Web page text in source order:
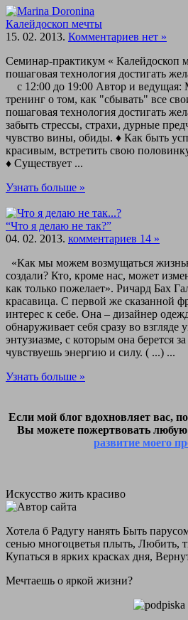
Калейдоскоп мечты
15. 02. 2013. Комментариев нет »
Семинар-практикум « Калейдоскоп
пошаговая технология достигать
с 12:00 до 19:00 Автор и
тренинг о том, как "сбывать" все
пошаговая технология достигать
забыть стрессы, страхи, дурные
чувство вины, обиды. ♦ Как быть
красивым, встретить свою
♦ Существует ...
Узнать больше »
“Что я делаю не так?”
04. 02. 2013. комментариев 14 »
«Как мы можем возмущаться
создали? Кто, кроме нас, может
как только пожелает». Ричард Бах
красавица. С первой же сказанной
интерес к себе. Она – дизайнер
обнаруживает себя сразу во взгляде
энтузиазме, с которым она берется
чувствуешь энергию и силу. ( ...) ...
Узнать больше »
Если мой блог вдохновляет вас,
Вы можете пожертвовать
развитие моего
Искусство жить красиво
Хотела б Радугу нанять Быть
сенью многоцветья плыть, Любить,
Купаться в ярких красках дня,
Мечтаешь о яркой жизни?